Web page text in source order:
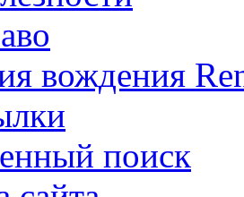
вождения
поиск